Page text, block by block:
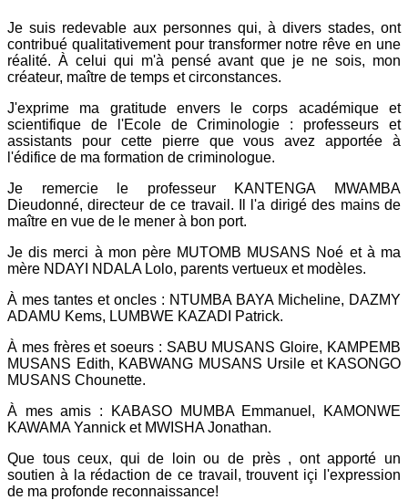
Je suis redevable aux personnes qui, à divers stades, ont
contribué qualitativement pour transformer notre rêve en une
réalité. À celui qui m'à pensé avant que je ne sois, mon
créateur, maître de temps et circonstances.
J'exprime ma gratitude envers le corps académique et
scientifique de l'Ecole de Criminologie : professeurs et
assistants pour cette pierre que vous avez apportée à
l'édifice de ma formation de criminologue.
Je remercie le professeur KANTENGA MWAMBA
Dieudonné, directeur de ce travail. Il l'a dirigé des mains de
maître en vue de le mener à bon port.
Je dis merci à mon père MUTOMB MUSANS Noé et à ma
mère NDAYI NDALA Lolo, parents vertueux et modèles.
À mes tantes et oncles : NTUMBA BAYA Micheline, DAZMY
ADAMU Kems, LUMBWE KAZADI Patrick.
À mes frères et soeurs : SABU MUSANS Gloire, KAMPEMB
MUSANS Edith, KABWANG MUSANS Ursile et KASONGO
MUSANS Chounette.
À mes amis : KABASO MUMBA Emmanuel, KAMONWE
KAWAMA Yannick et MWISHA Jonathan.
Que tous ceux, qui de loin ou de près , ont apporté un
soutien à la rédaction de ce travail, trouvent içi l'expression
de ma profonde reconnaissance!